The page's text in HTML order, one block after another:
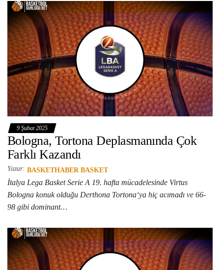
9 Şubat 2025
Bologna, Tortona Deplasmanında Çok
Farklı Kazandı
Yazar: BASKETHABER BASKET
İtalya Lega Basket Serie A 19. hafta mücadelesinde Virtus
Bologna konuk olduğu Derthona Tortona‘ya hiç acımadı ve 66-
98 gibi dominant…